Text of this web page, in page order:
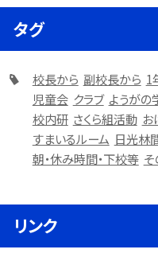
タグ
校長から 副校長から 1
児童会 クラブ ようがの
校内研 さくら組活動 お
すまいるルーム 日光林
朝・休み時間・下校等
リンク